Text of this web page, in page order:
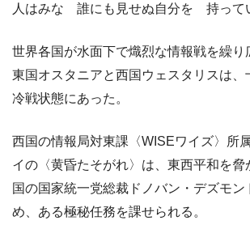
人はみな 誰にも見せぬ自分を 持っ
世界各国が水面下で熾烈な情報戦を繰り
東国オスタニアと西国ウェスタリスは、
冷戦状態にあった。
西国の情報局対東課〈WISEワイズ〉所
イの〈黄昏たそがれ〉は、東西平和を脅
国の国家統一党総裁ドノバン・デズモン
め、ある極秘任務を課せられる。